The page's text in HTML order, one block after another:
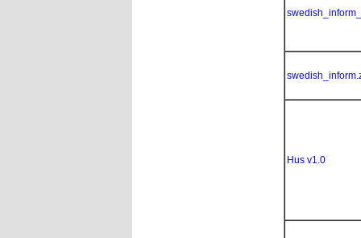
Hus v1.0